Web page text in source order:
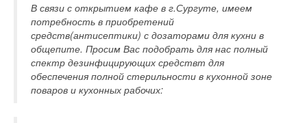
В связи с открытием кафе в г.Сургуте, имеем
потребность в приобретений
средств(антисептики) с дозаторами для кухни в
общепите. Просим Вас подобрать для нас полный
спектр дезинфицирующих средствт для
обеспечения полной стерильности в кухонной зоне
поваров и кухонных рабочих: